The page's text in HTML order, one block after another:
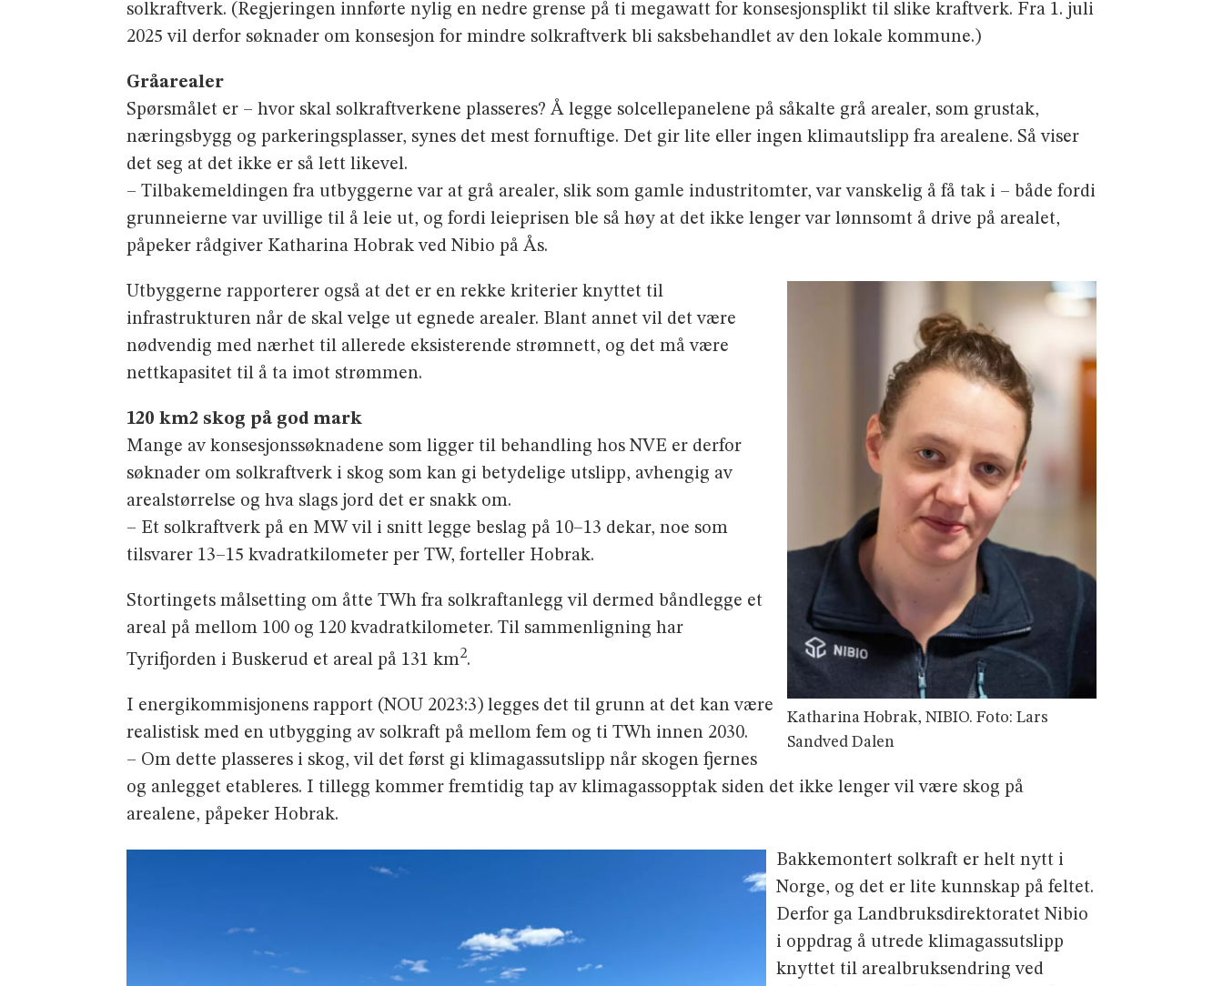
solkraftverk. (Regjeringen innførte nylig en nedre grense på ti megawatt for konsesjonsplikt til slike kraftverk. Fra 1. juli
2025 vil derfor søknader om konsesjon for mindre solkraftverk bli saksbehandlet av den lokale kommune.)
Gråarealer
Spørsmålet er – hvor skal solkraftverkene plasseres? Å legge solcellepanelene på såkalte grå arealer, som grustak,
næringsbygg og parkeringsplasser, synes det mest fornuftige. Det gir lite eller ingen klimautslipp fra arealene. Så viser
det seg at det ikke er så lett likevel.
– Tilbakemeldingen fra utbyggerne var at grå arealer, slik som gamle industritomter, var vanskelig å få tak i – både fordi
grunneierne var uvillige til å leie ut, og fordi leieprisen ble så høy at det ikke lenger var lønnsomt å drive på arealet,
påpeker rådgiver Katharina Hobrak ved Nibio på Ås.
Katharina Hobrak, NIBIO. Foto: Lars
Sandved Dalen
Utbyggerne rapporterer også at det er en rekke kriterier knyttet til
infrastrukturen når de skal velge ut egnede arealer. Blant annet vil det være
nødvendig med nærhet til allerede eksisterende strømnett, og det må være
nettkapasitet til å ta imot strømmen.
120 km2 skog på god mark
Mange av konsesjonssøknadene som ligger til behandling hos NVE er derfor
søknader om solkraftverk i skog som kan gi betydelige utslipp, avhengig av
arealstørrelse og hva slags jord det er snakk om.
– Et solkraftverk på en MW vil i snitt legge beslag på 10–13 dekar, noe som
tilsvarer 13–15 kvadratkilometer per TW, forteller Hobrak.
Stortingets målsetting om åtte TWh fra solkraftanlegg vil dermed båndlegge et
areal på mellom 100 og 120 kvadratkilometer. Til sammenligning har
Tyrifjorden i Buskerud et areal på 131 km2.
I energikommisjonens rapport (NOU 2023:3) legges det til grunn at det kan være
realistisk med en utbygging av solkraft på mellom fem og ti TWh innen 2030.
– Om dette plasseres i skog, vil det først gi klimagassutslipp når skogen fjernes
og anlegget etableres. I tillegg kommer fremtidig tap av klimagassopptak siden det ikke lenger vil være skog på
arealene, påpeker Hobrak.
Bakkemontert solkraft er helt nytt i
Norge, og det er lite kunnskap på feltet.
Derfor ga Landbruksdirektoratet Nibio
i oppdrag å utrede klimagassutslipp
knyttet til arealbruksendring ved